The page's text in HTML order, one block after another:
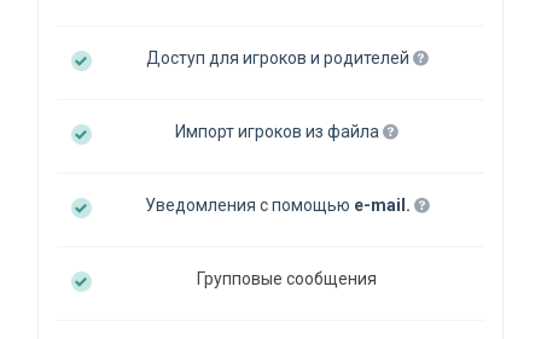
Доступ для игроков и родителей
Импорт игроков из файла
Уведомления с помощью e-mail.
Групповые сообщения